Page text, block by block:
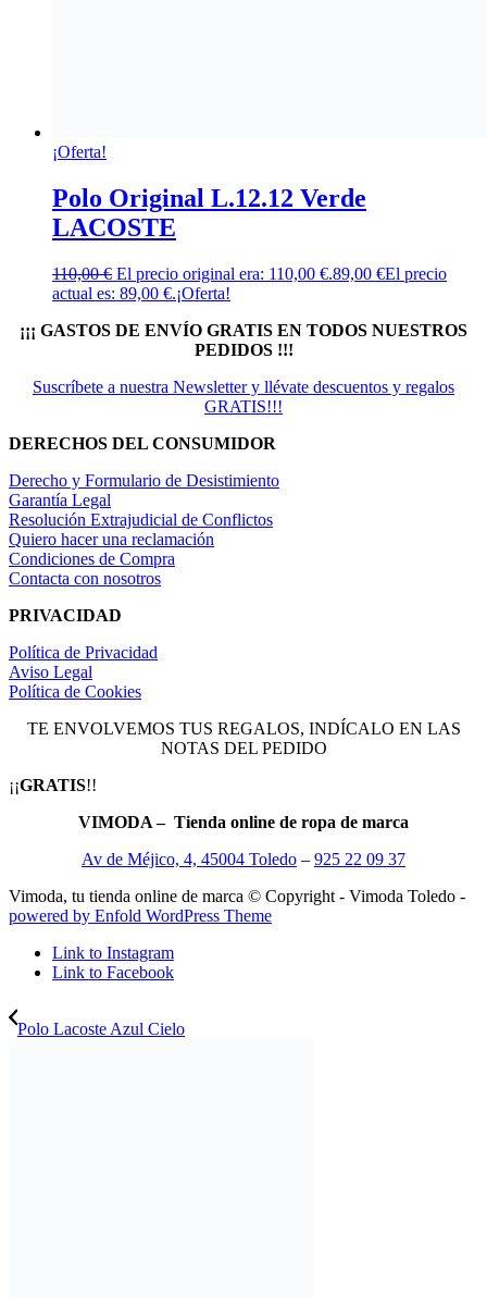
¡Oferta!
Polo Original L.12.12 Verde
LACOSTE
110,00€ El precio original era: 110,00 €.89,00 €El precio
actual es: 89,00 €.¡Oferta!
¡¡¡ GASTOS DE ENVÍO GRATIS EN TODOS NUESTROS
PEDIDOS !!!
Suscríbete a nuestra Newsletter y llévate descuentos y regalos
GRATIS!!!
DERECHOS DEL CONSUMIDOR
Derecho y Formulario de Desistimiento
Garantía Legal
Resolución Extrajudicial de Conflictos
Quiero hacer una reclamación
Condiciones de Compra
Contacta con nosotros
PRIVACIDAD
Política de Privacidad
Aviso Legal
Política de Cookies
TE ENVOLVEMOS TUS REGALOS, INDÍCALO EN LAS
NOTAS DEL PEDIDO
¡¡GRATIS!!
VIMODA – Tienda online de ropa de marca
Av de Méjico, 4, 45004 Toledo – 925 22 09 37
Vimoda, tu tienda online de marca © Copyright - Vimoda Toledo -
powered by Enfold WordPress Theme
Link to Instagram
Link to Facebook
Polo Lacoste Azul Cielo